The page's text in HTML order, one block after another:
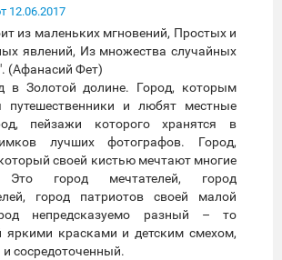
12.06.2017
из маленьких мгновений, Простых и
явлений, Из множества случайных
(Афанасий Фет)
в Золотой долине. Город, которым
путешественники и любят местные
пейзажи которого хранятся в
лучших фотографов. Город,
своей кистью мечтают многие
Это город мечтателей, город
город патриотов своей малой
непредсказуемо разный – то
яркими красками и детским смехом,
и сосредоточенный.